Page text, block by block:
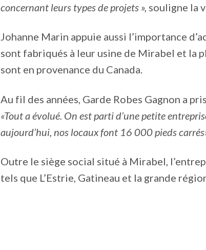
concernant leurs types de projets », souligne la
Johanne Marin appuie aussi l’importance
sont fabriqués à leur usine de Mirabel et la
sont en provenance du Canada.
Au fil des années, Garde Robes Gagnon a
«Tout a évolué. On est parti d’une petite
aujourd’hui, nos locaux font 16 000 pieds
Outre le siège social situé à Mirabel,
tels que L’Estrie, Gatineau et la grande